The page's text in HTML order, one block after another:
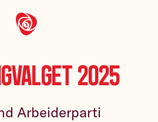
2025
Arbeiderparti